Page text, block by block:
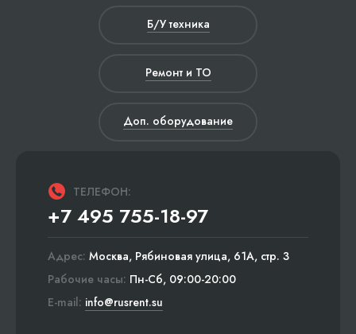
Б/У техника
Ремонт и ТО
Доп. оборудование
ТЕЛЕФОН:
+7 495 755-18-97
Адрес: Москва, Рябиновая улица, 61А, стр. 3
Рабочие часы: Пн-Сб, 09:00-20:00
E-mail: info@rusrent.su